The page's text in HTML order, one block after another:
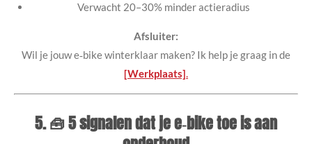
Verwacht 20–30% minder actieradius
Afsluiter:
Wil je jouw e‑bike winterklaar maken? Ik help je graag in de
[Werkplaats].
5. 🧰 5 signalen dat je e‑bike toe is aan